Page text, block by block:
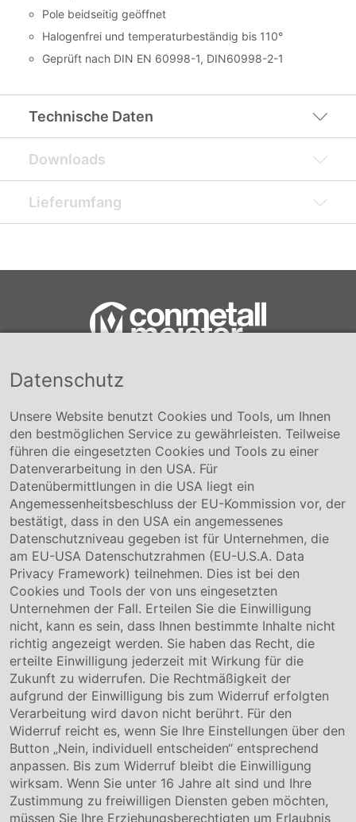
Pole beidseitig geöffnet
Halogenfrei und temperaturbeständig bis 110°
Geprüft nach DIN EN 60998-1, DIN60998-2-1
Technische Daten
Downloads
Lieferumfang
Conmetall Meister GmbH
+49 5141-180
info@conmetallmeister.de
www.conmetallmeister.de
Unternehmen
Über uns
Compliance
Hinweisgebersystem
Karriere
Service & Kontakt
Kontakt
Downloads
Garantiebedingungen
Zertifikate
Rechtliches
Impressum
AGB
Datenschutz
Cookie Einstellung
Datenschutz
Unsere Website benutzt Cookies und Tools, um Ihnen
den bestmöglichen Service zu gewährleisten. Teilweise
führen die eingesetzten Cookies und Tools zu einer
Datenverarbeitung in den USA. Für
Datenübermittlungen in die USA liegt ein
Angemessenheitsbeschluss der EU-Kommission vor, der
bestätigt, dass in den USA ein angemessenes
Datenschutzniveau gegeben ist für Unternehmen, die
am EU-USA Datenschutzrahmen (EU-U.S.A. Data
Privacy Framework) teilnehmen. Dies ist bei den
Cookies und Tools der von uns eingesetzten
Unternehmen der Fall. Erteilen Sie die Einwilligung
nicht, kann es sein, dass Ihnen bestimmte Inhalte nicht
richtig angezeigt werden. Sie haben das Recht, die
erteilte Einwilligung jederzeit mit Wirkung für die
Zukunft zu widerrufen. Die Rechtmäßigkeit der
aufgrund der Einwilligung bis zum Widerruf erfolgten
Verarbeitung wird davon nicht berührt. Für den
Widerruf reicht es, wenn Sie Ihre Einstellungen über den
Button „Nein, individuell entscheiden“ entsprechend
anpassen. Bis zum Widerruf bleibt die Einwilligung
wirksam. Wenn Sie unter 16 Jahre alt sind und Ihre
Zustimmung zu freiwilligen Diensten geben möchten,
müssen Sie Ihre Erziehungsberechtigten um Erlaubnis